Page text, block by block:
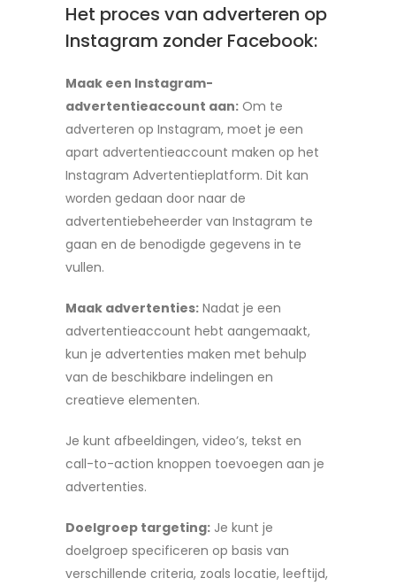
Het proces van adverteren op
Instagram zonder Facebook:
Maak een Instagram-
advertentieaccount aan: Om te
adverteren op Instagram, moet je een
apart advertentieaccount maken op het
Instagram Advertentieplatform. Dit kan
worden gedaan door naar de
advertentiebeheerder van Instagram te
gaan en de benodigde gegevens in te
vullen.
Maak advertenties: Nadat je een
advertentieaccount hebt aangemaakt,
kun je advertenties maken met behulp
van de beschikbare indelingen en
creatieve elementen.
Je kunt afbeeldingen, video’s, tekst en
call-to-action knoppen toevoegen aan je
advertenties.
Doelgroep targeting: Je kunt je
doelgroep specificeren op basis van
verschillende criteria, zoals locatie, leeftijd,